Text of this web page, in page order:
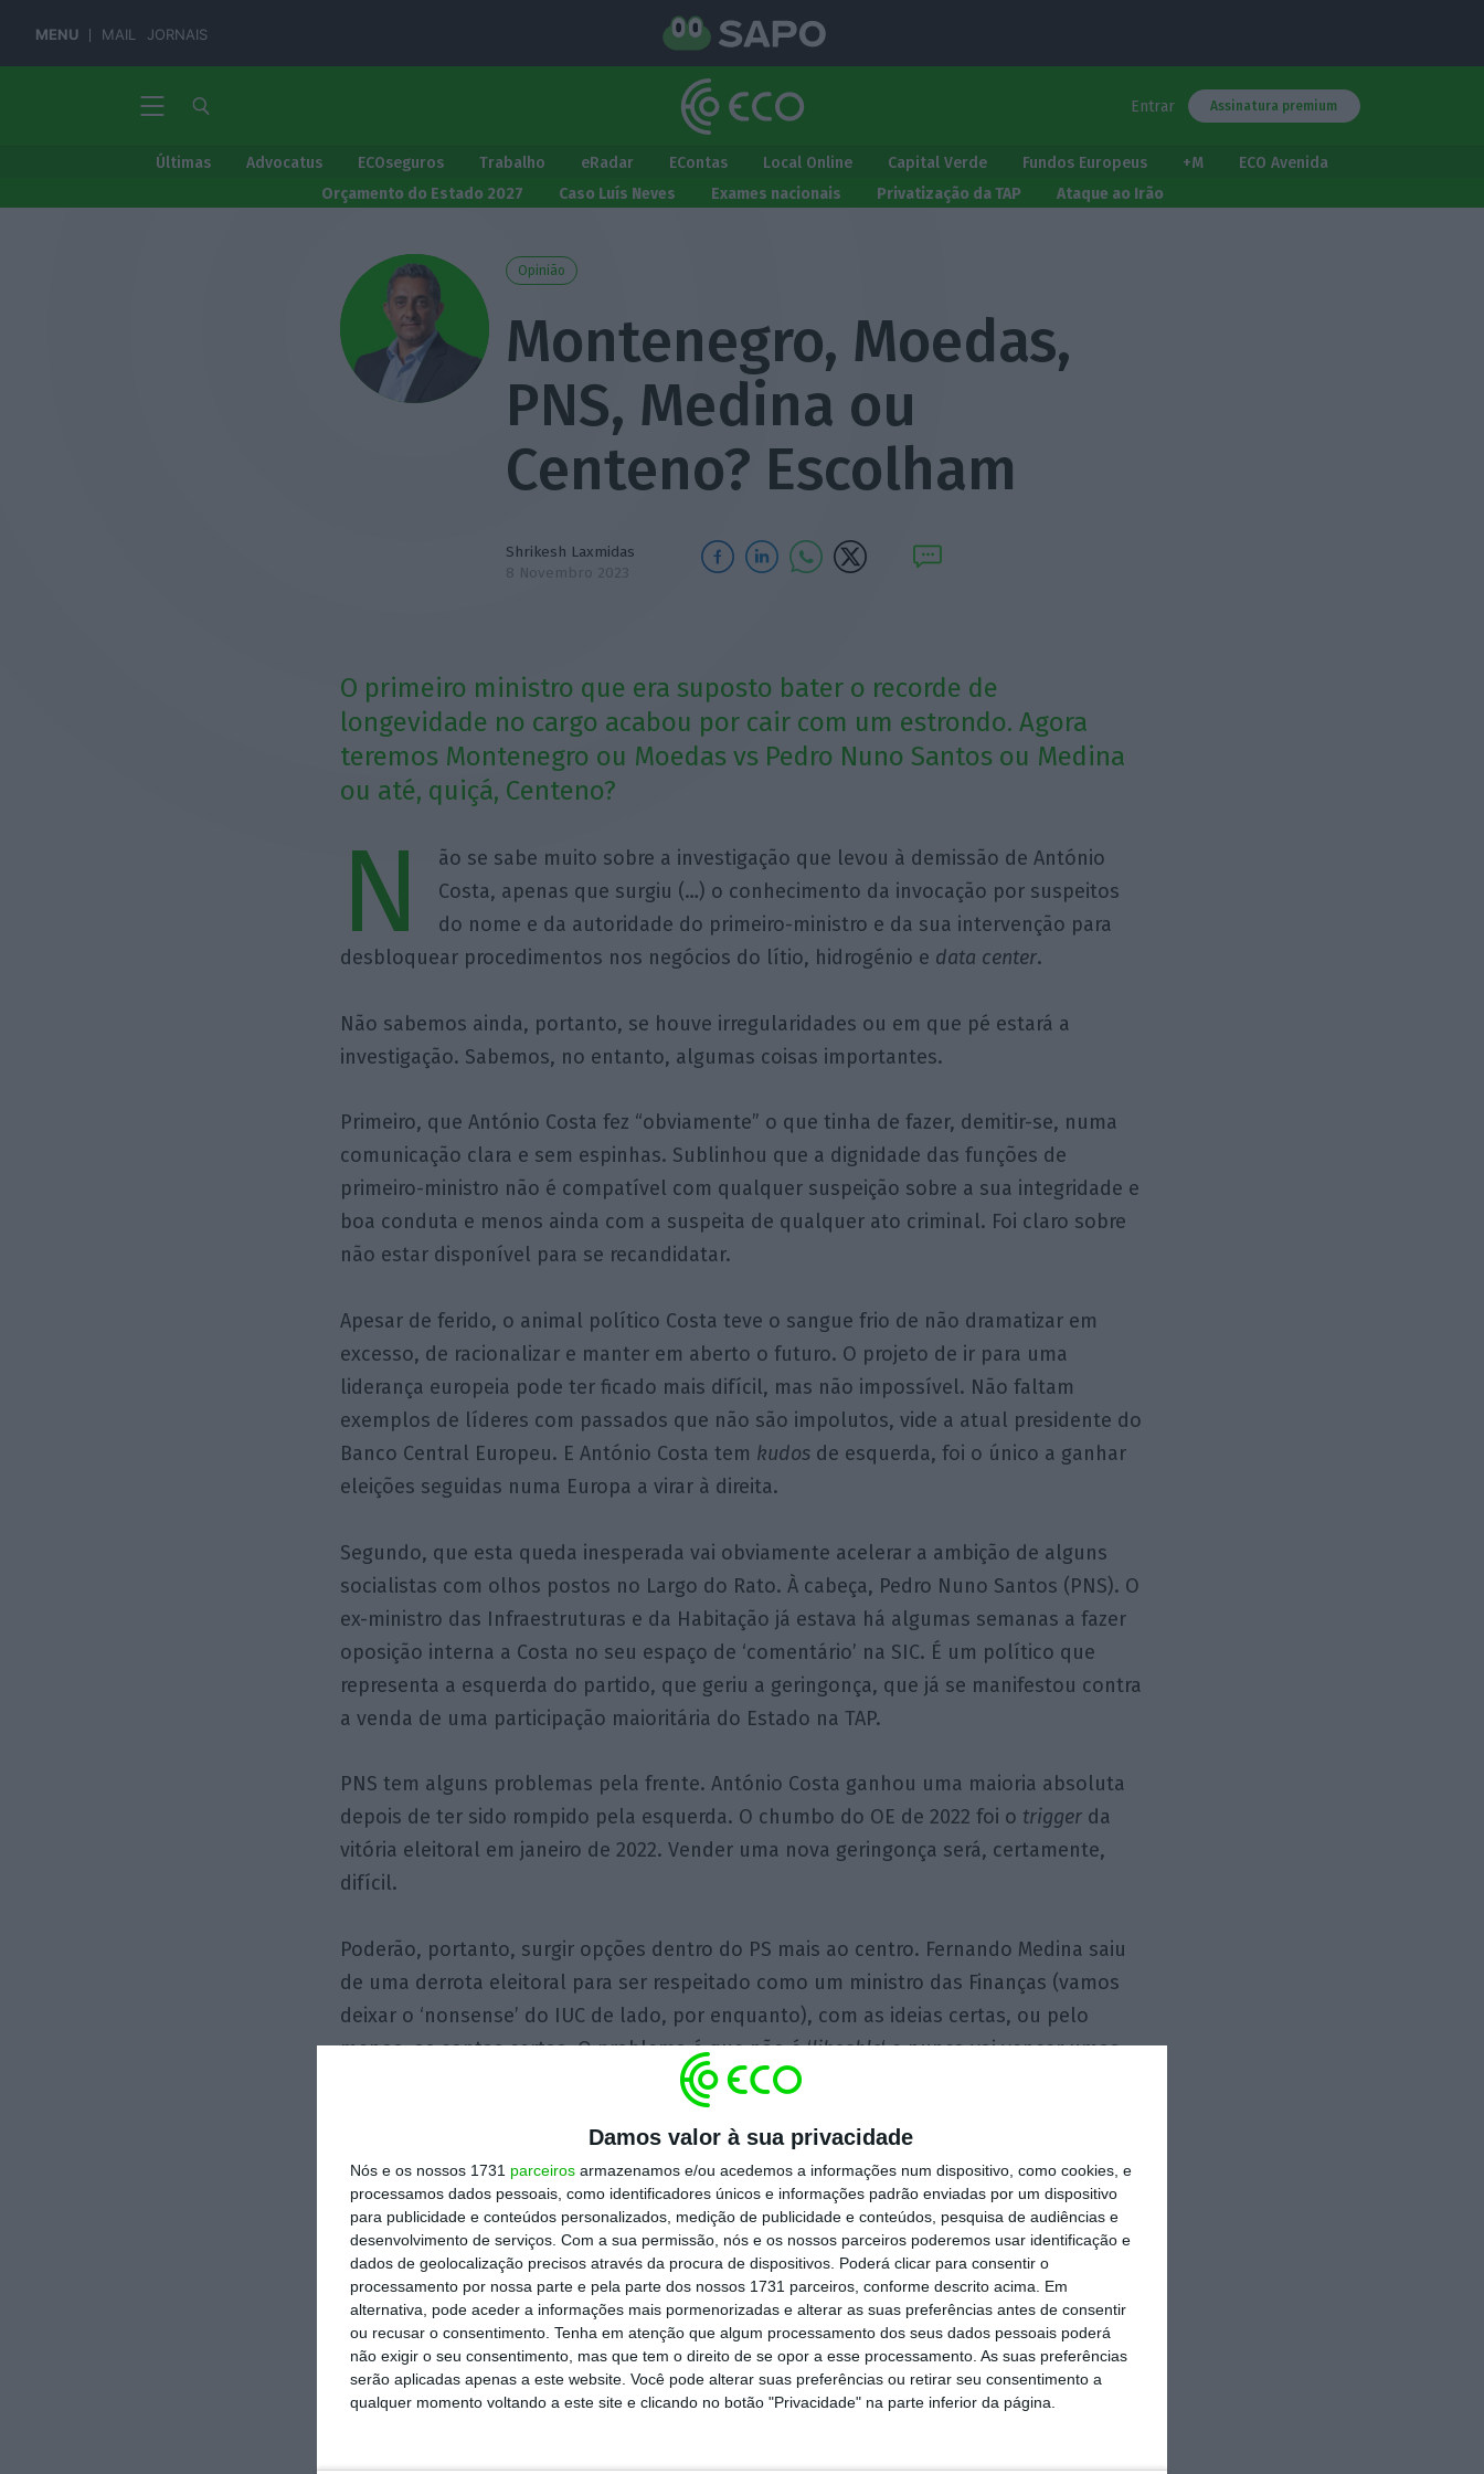
Damos valor à sua privacidade
Nós e os nossos 1731 parceiros armazenamos e/ou acedemos a informações num dispositivo, como cookies, e
processamos dados pessoais, como identificadores únicos e informações padrão enviadas por um dispositivo
para publicidade e conteúdos personalizados, medição de publicidade e conteúdos, pesquisa de audiências e
desenvolvimento de serviços. Com a sua permissão, nós e os nossos parceiros poderemos usar identificação e
dados de geolocalização precisos através da procura de dispositivos. Poderá clicar para consentir o
processamento por nossa parte e pela parte dos nossos 1731 parceiros, conforme descrito acima. Em
alternativa, pode aceder a informações mais pormenorizadas e alterar as suas preferências antes de consentir
ou recusar o consentimento. Tenha em atenção que algum processamento dos seus dados pessoais poderá
não exigir o seu consentimento, mas que tem o direito de se opor a esse processamento. As suas preferências
serão aplicadas apenas a este website. Você pode alterar suas preferências ou retirar seu consentimento a
qualquer momento voltando a este site e clicando no botão "Privacidade" na parte inferior da página.
MENU MAIL JORNAIS
Entrar Assinatura premium
Últimas Advocatus ECOseguros Trabalho eRadar EContas Local Online Capital Verde Fundos Europeus +M
ECO Avenida
Orçamento do Estado 2027
Caso Luís Neves Exames nacionais Privatização da TAP Ataque ao Irão
Opinião
Montenegro, Moedas,
PNS, Medina ou
Centeno? Escolham
Shrikesh Laxmidas
8 Novembro 2023
O primeiro ministro que era suposto bater o recorde de
longevidade no cargo acabou por cair com um estrondo. Agora
teremos Montenegro ou Moedas vs Pedro Nuno Santos ou Medina
ou até, quiçá, Centeno?
N
ão se sabe muito sobre a investigação que levou à demissão de António
Costa, apenas que surgiu (…) o conhecimento da invocação por suspeitos
do nome e da autoridade do primeiro-ministro e da sua intervenção para
desbloquear procedimentos nos negócios do lítio, hidrogénio e data center.
Não sabemos ainda, portanto, se houve irregularidades ou em que pé estará a
investigação. Sabemos, no entanto, algumas coisas importantes.
Primeiro, que António Costa fez “obviamente” o que tinha de fazer, demitir-se, numa
comunicação clara e sem espinhas. Sublinhou que a dignidade das funções de
primeiro-ministro não é compatível com qualquer suspeição sobre a sua integridade e
boa conduta e menos ainda com a suspeita de qualquer ato criminal. Foi claro sobre
não estar disponível para se recandidatar.
Apesar de ferido, o animal político Costa teve o sangue frio de não dramatizar em
excesso, de racionalizar e manter em aberto o futuro. O projeto de ir para uma
liderança europeia pode ter ficado mais difícil, mas não impossível. Não faltam
exemplos de líderes com passados que não são impolutos, vide a atual presidente do
Banco Central Europeu. E António Costa tem kudos de esquerda, foi o único a ganhar
eleições seguidas numa Europa a virar à direita.
Segundo, que esta queda inesperada vai obviamente acelerar a ambição de alguns
socialistas com olhos postos no Largo do Rato. À cabeça, Pedro Nuno Santos (PNS). O
ex-ministro das Infraestruturas e da Habitação já estava há algumas semanas a fazer
oposição interna a Costa no seu espaço de ‘comentário’ na SIC. É um político que
representa a esquerda do partido, que geriu a geringonça, que já se manifestou contra
a venda de uma participação maioritária do Estado na TAP.
PNS tem alguns problemas pela frente. António Costa ganhou uma maioria absoluta
depois de ter sido rompido pela esquerda. O chumbo do OE de 2022 foi o trigger da
vitória eleitoral em janeiro de 2022. Vender uma nova geringonça será, certamente,
difícil.
Poderão, portanto, surgir opções dentro do PS mais ao centro. Fernando Medina saiu
de uma derrota eleitoral para ser respeitado como um ministro das Finanças (vamos
deixar o ‘nonsense’ do IUC de lado, por enquanto), com as ideias certas, ou pelo
menos, as contas certas. O problema é que não é ‘likeable‘ e nunca vai vencer umas
Já outro candidato de fundo até poderia. Um dos antecessores de Medina no Terreiro
do Paço, o ministro que ajudou Costa a derrotar a imagem datroika.
No restaurante Gina, no Parque Mayer, Mário Centeno, alegadamente, reuniu em julho
cerca de 130 pessoas para assinalar três anos desde que deixou o Governo e assumiu
funções de governador do Banco de Portugal. Depois disso, a 4 de setembro, fez uma
coisa inédita para umcentral banker, criou a sua própria publicação anual. Podemos
ler o que quisermos destes eventos, mas o que fica claro é um Centeno mais político.